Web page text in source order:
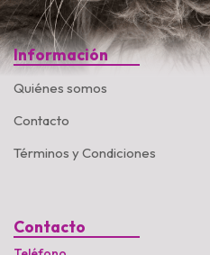
Información
Quiénes somos
Contacto
Términos y Condiciones
Contacto